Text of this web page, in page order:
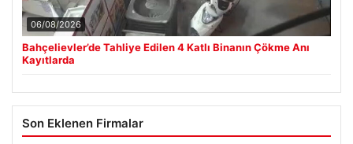
06/08/2026
Bahçelievler’de Tahliye Edilen 4 Katlı Binanın Çökme Anı
Kayıtlarda
Son Eklenen Firmalar